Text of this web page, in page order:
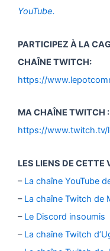
YouTube.
PARTICIPEZ À LA
CHAÎNE TWITCH:
https://
MA CHAÎNE TWITCH :
https://www.twitch.tv/
LES LIENS DE CETTE
– La chaîne YouTube
– La chaîne Twitch de
– Le Discord insoumis
– La chaîne Twitch